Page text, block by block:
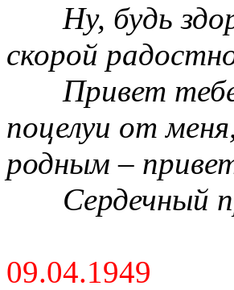
Ну, будь
скорой
Привет
поцелуи от
родным –
Сердечный
09.04.1949